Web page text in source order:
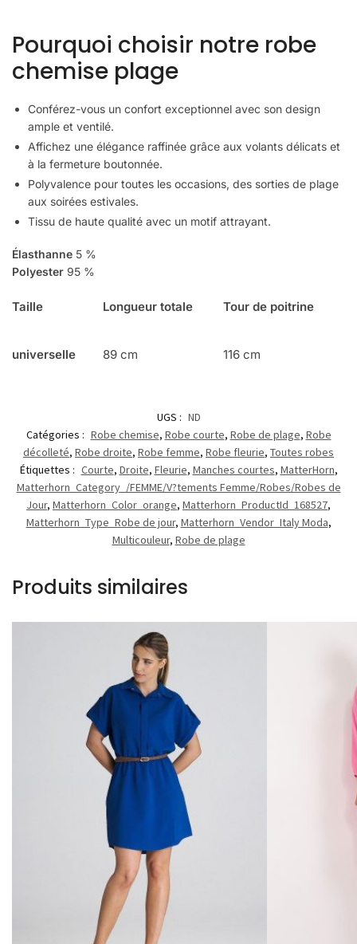
Pourquoi choisir notre robe
chemise plage
Conférez-vous un confort exceptionnel avec son design
ample et ventilé.
Affichez une élégance raffinée grâce aux volants délicats et
à la fermeture boutonnée.
Polyvalence pour toutes les occasions, des sorties de plage
aux soirées estivales.
Tissu de haute qualité avec un motif attrayant.
Élasthanne 5 %
Polyester 95 %
Taille Longueur totale Tour de poitrine
universelle 89 cm 116 cm
UGS : ND
Catégories : Robe chemise, Robe courte, Robe de plage, Robe
décolleté, Robe droite, Robe femme, Robe fleurie, Toutes robes
Étiquettes : Courte, Droite, Fleurie, Manches courtes, MatterHorn,
Matterhorn_Category_/FEMME/V?tements Femme/Robes/Robes de
Jour, Matterhorn_Color_orange, Matterhorn_ProductId_168527,
Matterhorn_Type_Robe de jour, Matterhorn_Vendor_Italy Moda,
Multicouleur, Robe de plage
Produits similaires